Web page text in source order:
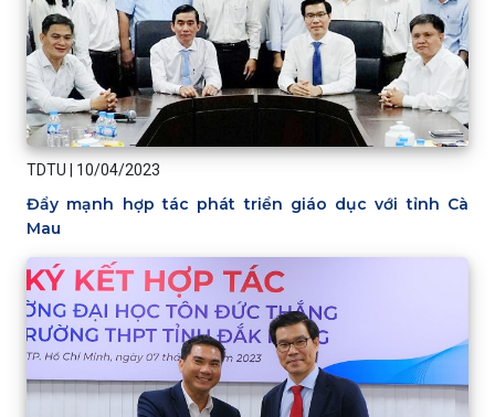
TDTU 10/04/2023
Đẩy mạnh hợp tác phát triển giáo dục với tỉnh Cà
Mau